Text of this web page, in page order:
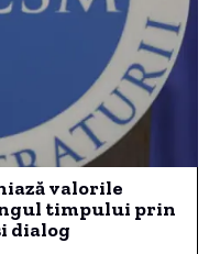
valorile
timpului prin
dialog